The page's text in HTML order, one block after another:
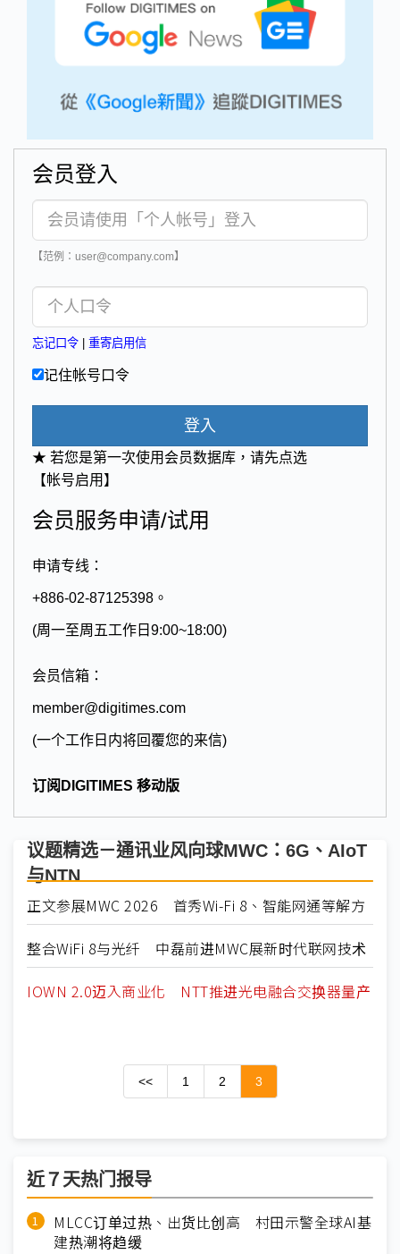
会员登入
【范例：user@company.com】
忘记口令 重寄启用信
记住帐号口令
登入
★ 若您是第一次使用会员数据库，请先点选
【帐号启用】
会员服务申请/试用
申请专线：
+886-02-87125398。
(周一至周五工作日9:00~18:00)
会员信箱：
member@digitimes.com
(一个工作日内将回覆您的来信)
订阅DIGITIMES 移动版
议题精选－通讯业风向球MWC：6G、AIoT
与NTN
正文参展MWC 2026 首秀Wi-Fi 8、智能网通等解方
整合WiFi 8与光纤 中磊前进MWC展新时代联网技术
IOWN 2.0迈入商业化 NTT推进光电融合交换器量产
<< 1 2 3
近７天热门报导
MLCC订单过热、出货比创高 村田示警全球AI基
建热潮将趋缓